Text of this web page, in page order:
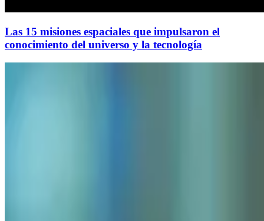
Las 15 misiones espaciales que impulsaron el
conocimiento del universo y la tecnología